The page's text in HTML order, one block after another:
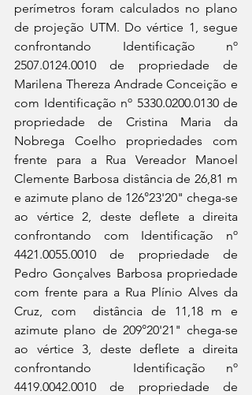
perímetros foram calculados no plano
de projeção UTM. Do vértice 1, segue
confrontando Identificação nº
2507.0124.0010 de propriedade de
Marilena Thereza Andrade Conceição e
com Identificação nº 5330.0200.0130 de
propriedade de Cristina Maria da
Nobrega Coelho propriedades com
frente para a Rua Vereador Manoel
Clemente Barbosa distância de 26,81 m
e azimute plano de 126°23'20" chega-se
ao vértice 2, deste deflete a direita
confrontando com Identificação nº
4421.0055.0010 de propriedade de
Pedro Gonçalves Barbosa propriedade
com frente para a Rua Plínio Alves da
Cruz, com  distância de 11,18 m e
azimute plano de 209°20'21" chega-se
ao vértice 3, deste deflete a direita
confrontando  Identificação nº
4419.0042.0010 de propriedade de